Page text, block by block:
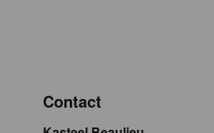
Contact